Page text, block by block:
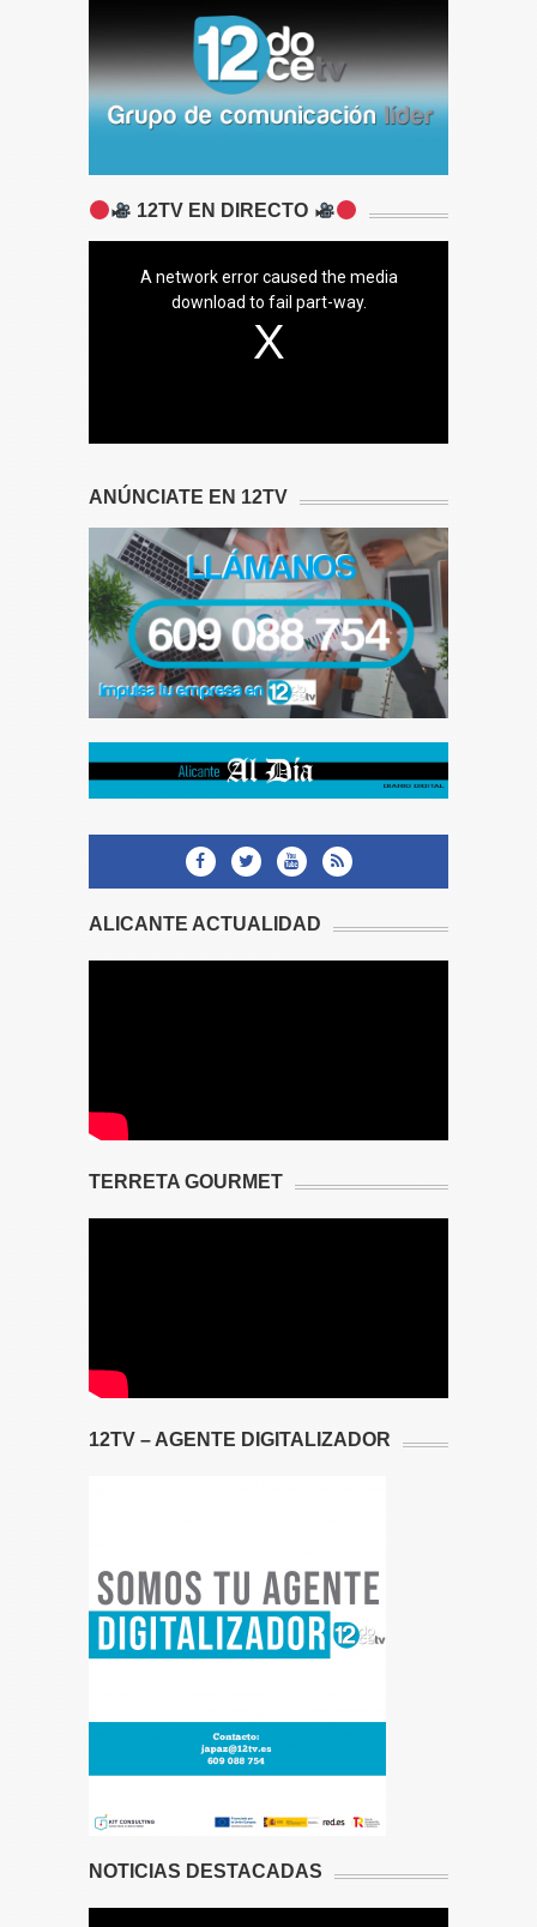
12TV EN DIRECTO
A network error caused the media
download to fail part-way.
ANÚNCIATE EN 12TV
ALICANTE ACTUALIDAD
TERRETA GOURMET
12TV – AGENTE DIGITALIZADOR
NOTICIAS DESTACADAS